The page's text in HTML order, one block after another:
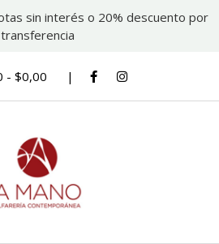
sin interés o 20% descuento por
transferencia
- $0,00